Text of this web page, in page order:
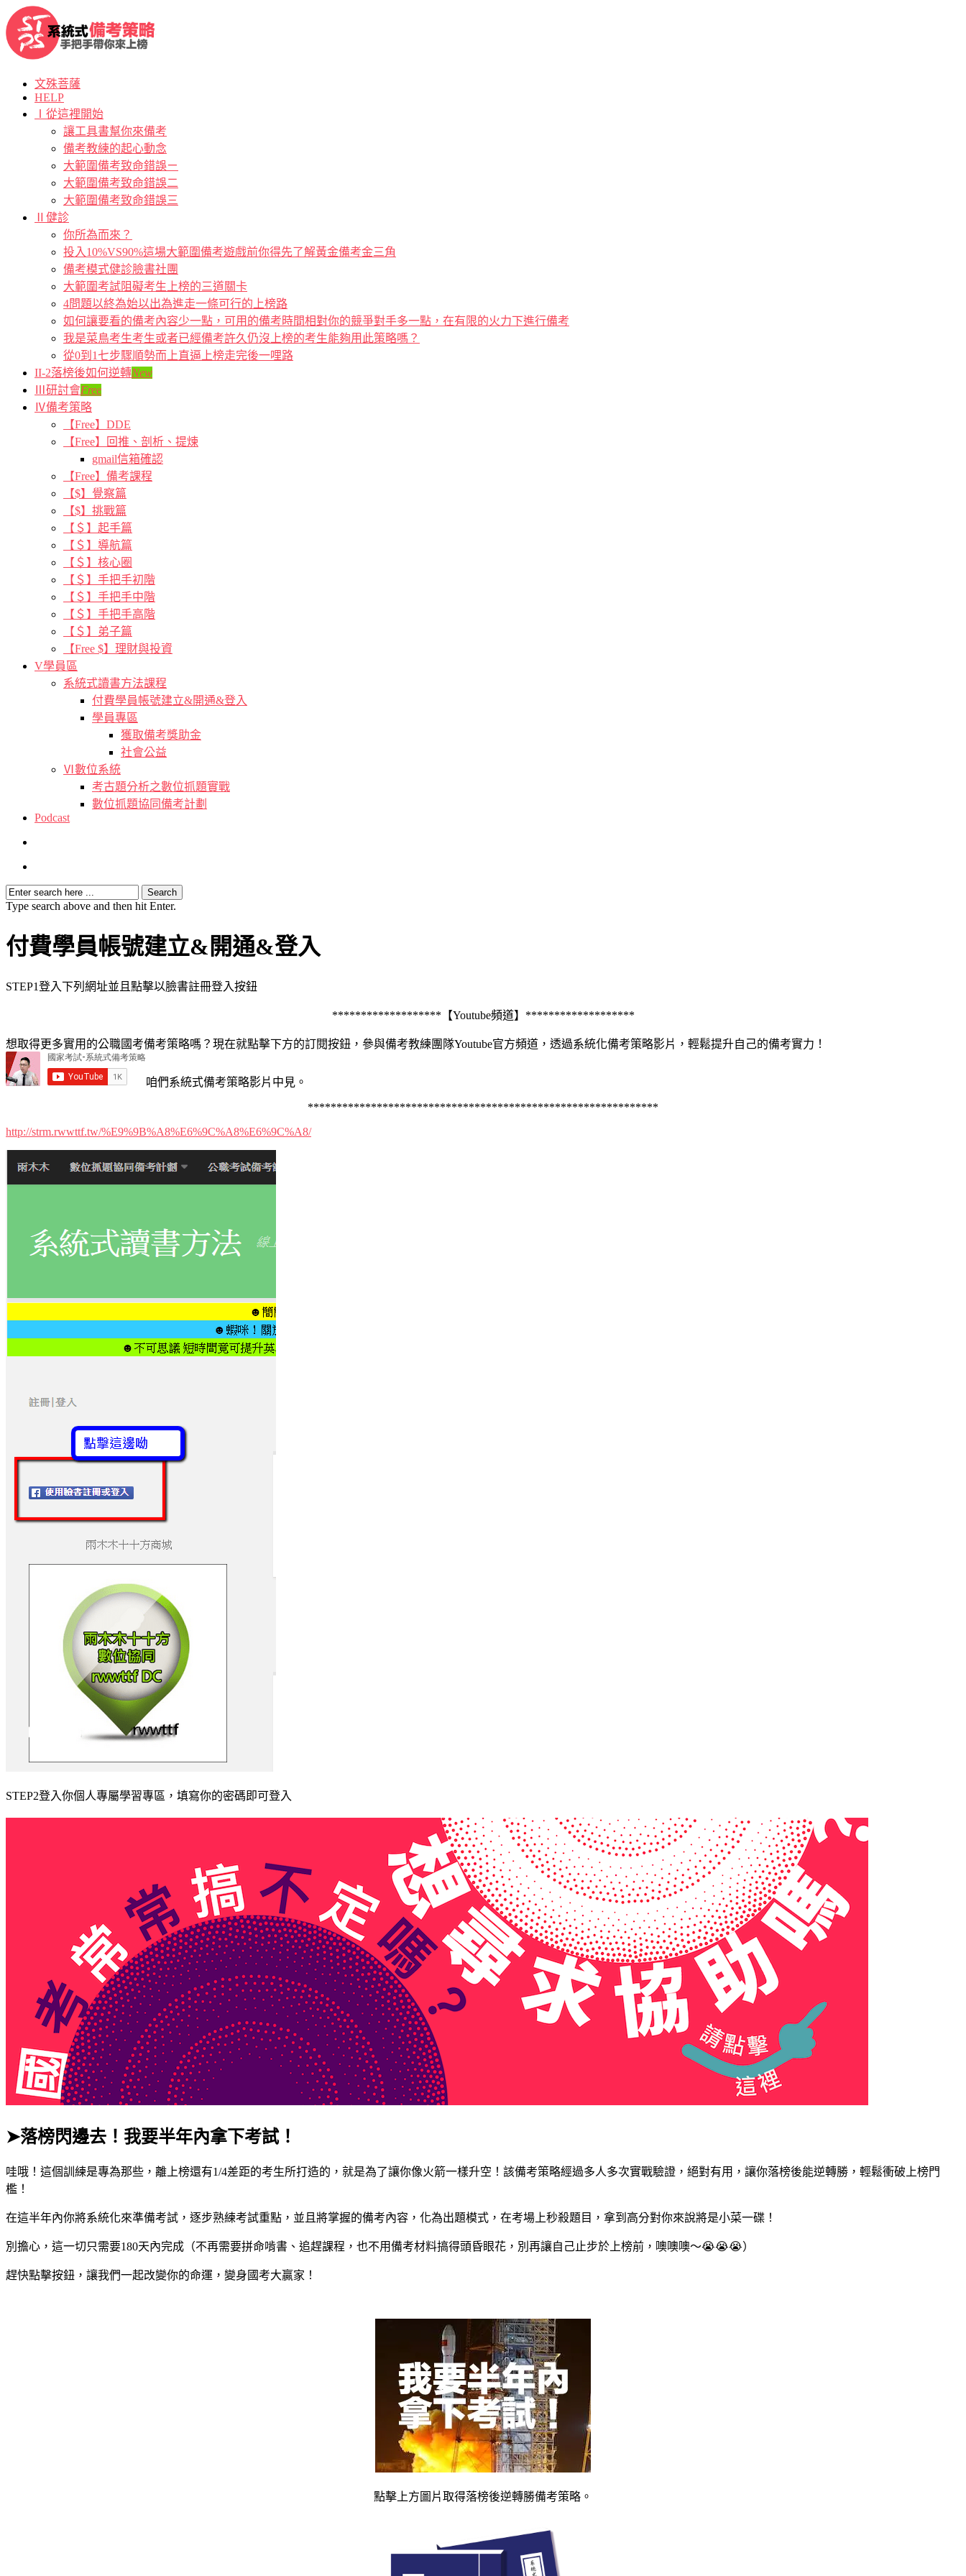
文殊菩薩
HELP
Ⅰ從這裡開始
讓工具書幫你來備考
備考教練的起心動念
大範圍備考致命錯誤ㄧ
大範圍備考致命錯誤二
大範圍備考致命錯誤三
Ⅱ健診
你所為而來？
投入10%VS90%這場大範圍備考遊戲前你得先了解黃金備考金三角
備考模式健診臉書社團
大範圍考試阻礙考生上榜的三道關卡
4問題以終為始以出為進走一條可行的上榜路
如何讓要看的備考內容少一點，可用的備考時間相對你的競爭對手多一點，在有限的火力下進行備考
我是菜鳥考生考生或者已經備考許久仍沒上榜的考生能夠用此策略嗎？
從0到1七步驟順勢而上直逼上榜走完後一哩路
II-2落榜後如何逆轉New
Ⅲ研討會Free
Ⅳ備考策略
【Free】DDE
【Free】回推、剖析、提煉
gmail信箱確認
【Free】備考課程
【$】覺察篇
【$】挑戰篇
【＄】起手篇
【＄】導航篇
【＄】核心圈
【＄】手把手初階
【＄】手把手中階
【＄】手把手高階
【＄】弟子篇
【Free $】理財與投資
V學員區
系統式讀書方法課程
付費學員帳號建立&開通&登入
學員專區
獲取備考獎助金
社會公益
Ⅵ數位系統
考古題分析之數位抓題實戰
數位抓題協同備考計劃
Podcast
Type search above and then hit Enter.
付費學員帳號建立&開通&登入
STEP1登入下列網址並且點擊以臉書註冊登入按鈕
*******************【Youtube頻道】*******************
想取得更多實用的公職國考備考策略嗎？現在就點擊下方的訂閱按鈕，參與備考教練團隊Youtube官方頻道，透過系統化備考策略影片，輕鬆提升自己的備考實力！
咱們系統式備考策略影片中見。
*************************************************************
http://strm.rwwttf.tw/%E9%9B%A8%E6%9C%A8%E6%9C%A8/
STEP2登入你個人專屬學習專區，填寫你的密碼即可登入
➤落榜閃邊去！我要半年內拿下考試！
哇哦！這個訓練是專為那些，離上榜還有1/4差距的考生所打造的，就是為了讓你像火箭一樣升空！該備考策略經過多人多次實戰驗證，絕對有用，讓你落榜後能逆轉勝，輕鬆衝破上榜門
檻！
在這半年內你將系統化來準備考試，逐步熟練考試重點，並且將掌握的備考內容，化為出題模式，在考場上秒殺題目，拿到高分對你來說將是小菜一碟！
別擔心，這一切只需要180天內完成（不再需要拼命啃書、追趕課程，也不用備考材料搞得頭昏眼花，別再讓自己止步於上榜前，噢噢噢～😭😭😭）
趕快點擊按鈕，讓我們一起改變你的命運，變身國考大贏家！
點擊上方圖片取得落榜後逆轉勝備考策略。